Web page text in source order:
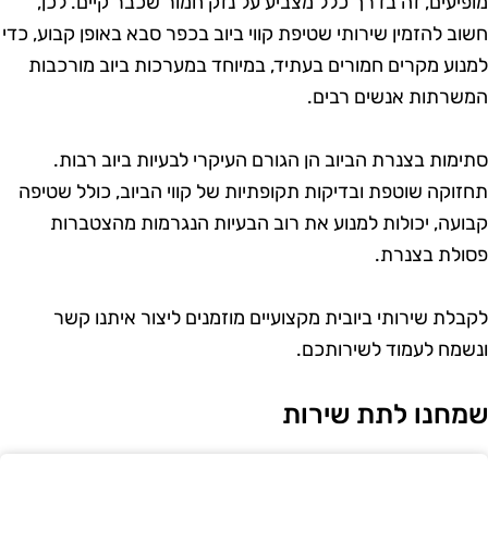
להזמין שירותי שטיפת קווי ביוב בכפר סבא באופן קבוע, כדי
מקרים חמורים בעתיד, במיוחד במערכות ביוב מורכבות
אנשים רבים.
בצנרת הביוב הן הגורם העיקרי לבעיות ביוב רבות.
שוטפת ובדיקות תקופתיות של קווי הביוב, כולל שטיפה
יכולות למנוע את רוב הבעיות הנגרמות מהצטברות
בצנרת.
שירותי ביובית מקצועיים מוזמנים ליצור איתנו קשר
לעמוד לשירותכם.
לתת שירות